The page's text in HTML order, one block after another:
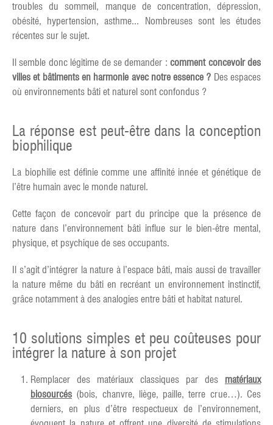
troubles du sommeil, manque de concentration, dépression,
obésité, hypertension, asthme... Nombreuses sont les études
récentes sur le sujet.
Il semble donc légitime de se demander :comment concevoir des
villes et bâtiments en harmonie avec notre essence ? Des espaces
où environnements bâti et naturel sont confondus ?
La réponse est peut-être dans la conception
biophilique
La biophilie est définie comme une affinité innée et génétique de
l’être humain avec le monde naturel.
Cette façon de concevoir part du principe que la présence de
nature dans l’environnement bâti influe sur le bien-être mental,
physique, et psychique de ses occupants.
Il s’agit d’intégrer la nature à l’espace bâti, mais aussi de travailler
la nature même du bâti en recréant un environnement instinctif,
grâce notamment à des analogies entre bâti et habitat naturel.
10 solutions simples et peu coûteuses pour
intégrer la nature à son projet
Remplacer des matériaux classiques par des matériaux
biosourcés (bois, chanvre, liège, paille, terre crue…). Ces
derniers, en plus d’être respectueux de l’environnement,